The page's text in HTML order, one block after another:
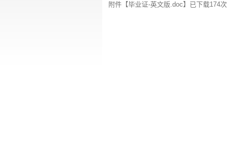
附件【毕业证-英文版.doc】已下载174次